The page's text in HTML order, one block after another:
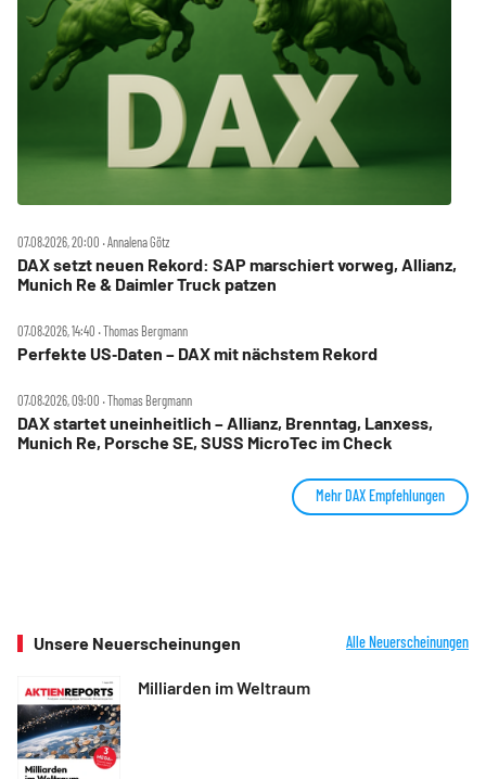
07.08.2026, 20:00 ‧ Annalena Götz
DAX setzt neuen Rekord: SAP marschiert vorweg, Allianz,
Munich Re & Daimler Truck patzen
07.08.2026, 14:40 ‧ Thomas Bergmann
Perfekte US‑Daten – DAX mit nächstem Rekord
07.08.2026, 09:00 ‧ Thomas Bergmann
DAX startet uneinheitlich – Allianz, Brenntag, Lanxess,
Munich Re, Porsche SE, SUSS MicroTec im Check
Mehr DAX Empfehlungen
Unsere Neuerscheinungen Alle Neuerscheinungen
Milliarden im Weltraum